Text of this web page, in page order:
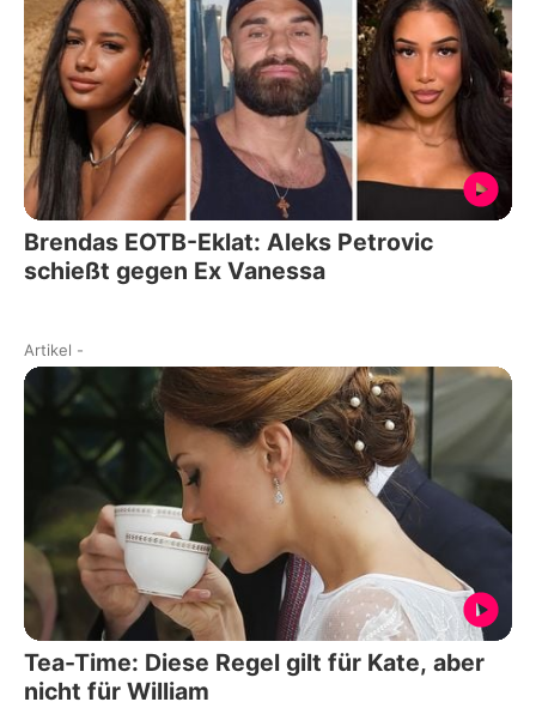
Brendas EOTB-Eklat: Aleks Petrovic
schießt gegen Ex Vanessa
Artikel -
Tea-Time: Diese Regel gilt für Kate, aber
nicht für William